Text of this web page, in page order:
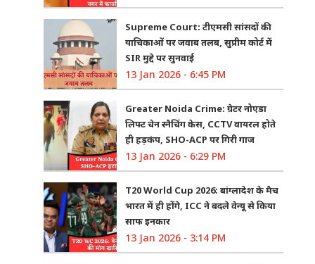
Supreme Court: टीएमसी सांसदों की
याचिकाओं पर जवाब तलब, सुप्रीम कोर्ट में
SIR मुद्दे पर सुनवाई
13 Jan 2026 - 6:45 PM
Greater Noida Crime: ग्रेटर नोएडा
लिफ्ट चेन स्नैचिंग केस, CCTV वायरल होते
ही हड़कंप, SHO-ACP पर गिरी गाज
13 Jan 2026 - 6:29 PM
T20 World Cup 2026: बांग्लादेश के मैच
भारत में ही होंगे, ICC ने बदले वेन्यू से किया
साफ इनकार
13 Jan 2026 - 3:14 PM